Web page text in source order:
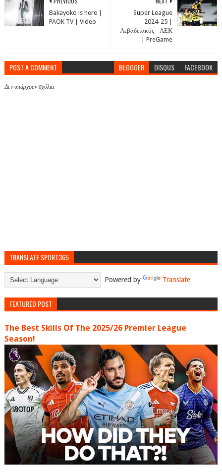
Super League
2024-25 |
Λεβαδειακός - ΑΕΚ
| PreGame
Bakayoko is here |
PAOK TV | Video
POST A COMMENT BLOGGER DISQUS FACEBOOK
Δεν υπάρχουν σχόλια
TRANSLATE SPORT365
Powered by Translate
FEATURED POST
The Best Skills Of The 2025/26 Premier League
Season!